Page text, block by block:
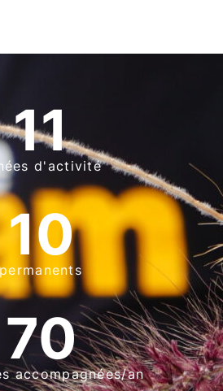
d'activité
11
permanents
10
accompagnées/an
70